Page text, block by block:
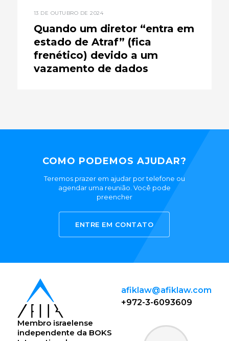
13 DE OUTUBRO DE 2024
Quando um diretor “entra em
estado de Atraf” (fica
frenético) devido a um
vazamento de dados
COMO PODEMOS AJUDAR?
Teremos prazer em ajudar por telefone ou
agendar uma reunião. Você pode
preencher
ENTRE EM CONTATO
afiklaw@afiklaw.com
+972-3-6093609
Membro israelense
independente da BOKS